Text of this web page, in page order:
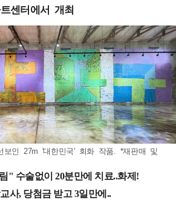
센터에서 개최
보인 27m '대한민국' 회화 작품. *재판매 및